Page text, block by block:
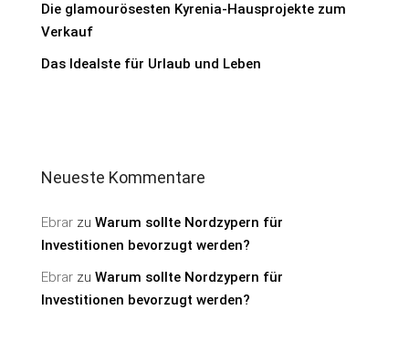
Die glamourösesten Kyrenia-Hausprojekte zum
Verkauf
Das Idealste für Urlaub und Leben
Neueste Kommentare
Ebrar zu Warum sollte Nordzypern für
Investitionen bevorzugt werden?
Ebrar zu Warum sollte Nordzypern für
Investitionen bevorzugt werden?